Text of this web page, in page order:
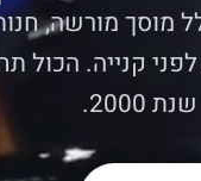
מוסך מורשה,
קנייה. הכול